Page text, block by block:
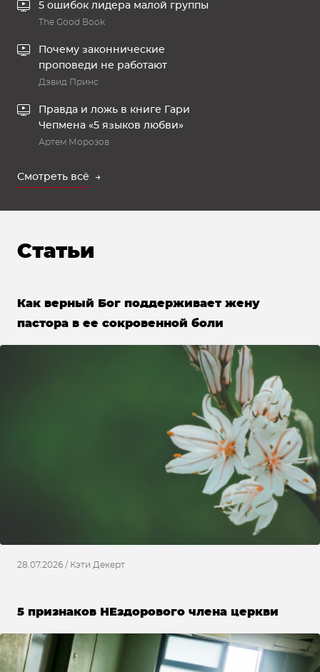
Смотреть всё
5 ошибок лидера малой группы
The Good Book
Почему законнические
проповеди не работают
Дэвид Принс
Правда и ложь в книге Гари
Чепмена «5 языков любви»
Артем Морозов
Статьи
Как верный Бог поддерживает жену
пастора в ее сокровенной боли
28.07.2026 / Кэти Декерт
5 признаков НЕздорового члена церкви